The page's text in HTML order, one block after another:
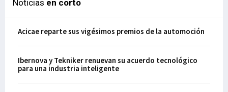
Noticias en corto
Acicae reparte sus vigésimos premios de la automoción
Ibernova y Tekniker renuevan su acuerdo tecnológico
para una industria inteligente